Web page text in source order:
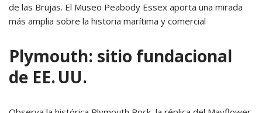
de las Brujas. El Museo Peabody Essex aporta una mirada
más amplia sobre la historia marítima y comercial
Plymouth: sitio fundacional
de EE. UU.